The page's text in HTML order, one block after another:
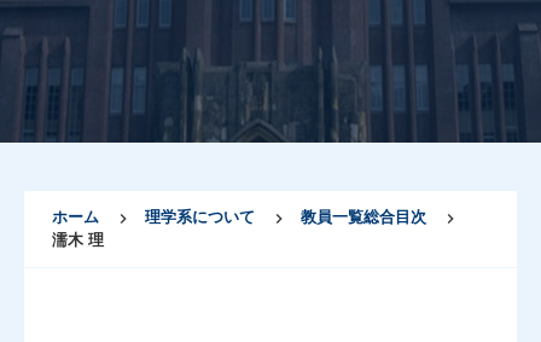
ホーム 理学系について
教員一覧総合目次
濡木 理